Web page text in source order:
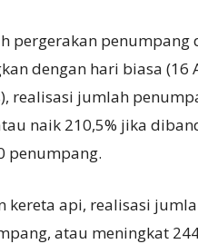
pergerakan penumpang
dengan hari biasa
realisasi jumlah
naik 210,5% jika
penumpang.
kereta api, realisasi
atau meningkat